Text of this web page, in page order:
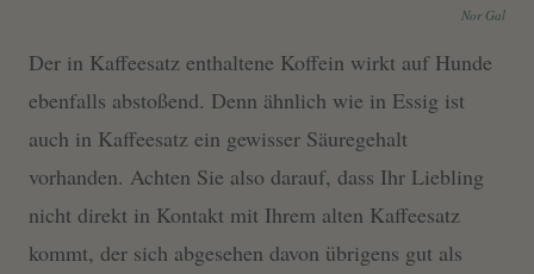
Nor Gal
Der in Kaffeesatz enthaltene Koffein wirkt auf Hunde
ebenfalls abstoßend. Denn ähnlich wie in Essig ist
auch in Kaffeesatz ein gewisser Säuregehalt
vorhanden. Achten Sie also darauf, dass Ihr Liebling
nicht direkt in Kontakt mit Ihrem alten Kaffeesatz
kommt, der sich abgesehen davon übrigens gut als